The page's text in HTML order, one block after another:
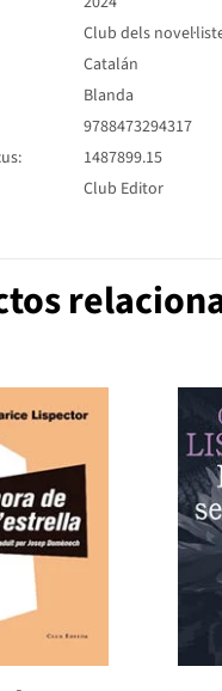
Club dels
Catalán
Blanda
9788473294317
1487899.15
Club Editor